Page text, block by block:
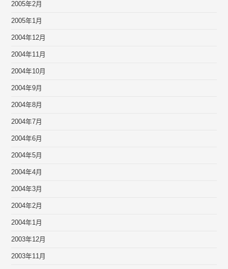
2005年2月
2005年1月
2004年12月
2004年11月
2004年10月
2004年9月
2004年8月
2004年7月
2004年6月
2004年5月
2004年4月
2004年3月
2004年2月
2004年1月
2003年12月
2003年11月